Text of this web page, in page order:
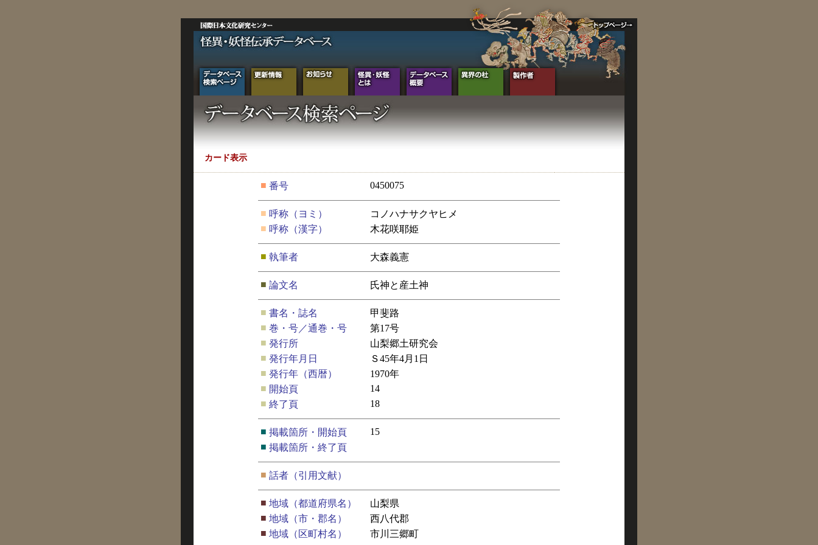
カード表示
■ 番号 0450075
■ 呼称（ヨミ）
コノハナサクヤヒメ
■ 呼称（漢字） 木花咲耶姫
■ 執筆者 大森義憲
■ 論文名 氏神と産土神
■ 書名・誌名
甲斐路
■ 巻・号／通巻・号
第17号
■ 発行所
山梨郷土研究会
■ 発行年月日
Ｓ45年4月1日
■ 発行年（西暦）
1970年
■ 開始頁
14
■ 終了頁 18
■ 掲載箇所・開始頁
15
■ 掲載箇所・終了頁
■ 話者（引用文献）
■ 地域（都道府県名）
山梨県
■ 地域（市・郡名）
西八代郡
■ 地域（区町村名） 市川三郷町